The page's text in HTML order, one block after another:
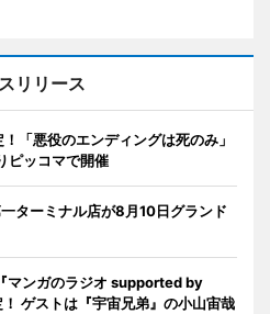
リリース
「悪役のエンディングは死のみ」
ピッコマで開催
ターミナル店が8月10日グランド
マンガのラジオ supported by
ゲストは『宇宙兄弟』の小山宙哉